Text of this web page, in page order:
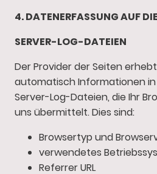
4. DATENERFASSUNG AUF
SERVER-LOG-DATEIEN
Der Provider der Seiten
automatisch Informationen
Server-Log-Dateien, die Ihr
uns übermittelt. Dies sind:
Browsertyp und
verwendetes
Referrer URL